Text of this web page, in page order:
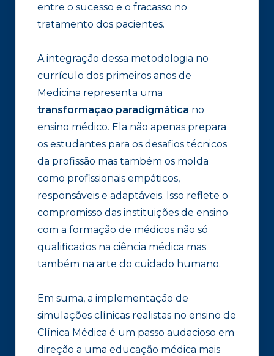
entre o sucesso e o fracasso no
tratamento dos pacientes.
A integração dessa metodologia no
currículo dos primeiros anos de
Medicina representa uma
transformação paradigmática no
ensino médico. Ela não apenas prepara
os estudantes para os desafios técnicos
da profissão mas também os molda
como profissionais empáticos,
responsáveis e adaptáveis. Isso reflete o
compromisso das instituições de ensino
com a formação de médicos não só
qualificados na ciência médica mas
também na arte do cuidado humano.
Em suma, a implementação de
simulações clínicas realistas no ensino de
Clínica Médica é um passo audacioso em
direção a uma educação médica mais